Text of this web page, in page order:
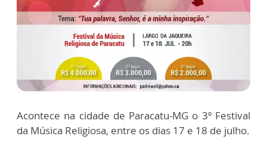
Acontece na cidade de Paracatu-MG o 3º Festival
da Música Religiosa, entre os dias 17 e 18 de julho.